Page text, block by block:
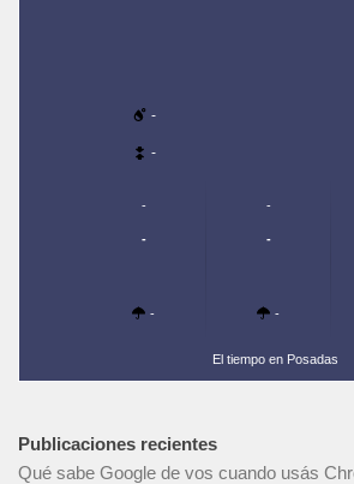
-
-
-
-
-
-
-
-
El tiempo en Posadas
Publicaciones recientes
Qué sabe Google de vos cuando usás